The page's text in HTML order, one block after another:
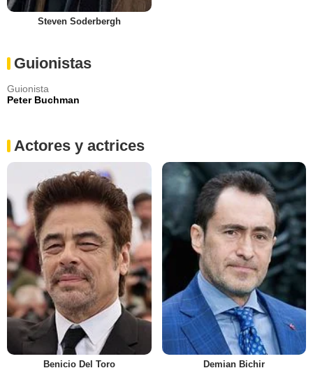
Steven Soderbergh
Guionistas
Guionista
Peter Buchman
Actores y actrices
Benicio Del Toro Demian Bichir